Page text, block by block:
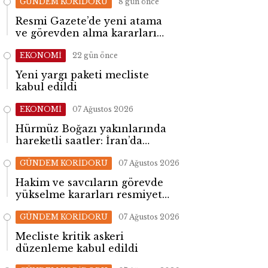
Resmi Gazete’de yeni atama
ve görevden alma kararları
EKONOMİ 22 gün önce
Yeni yargı paketi mecliste
kabul edildi
EKONOMİ 07 Ağustos 2026
Hürmüz Boğazı yakınlarında
hareketli saatler: İran’da
GÜNDEM KORİDORU 07 Ağustos 2026
Hakim ve savcıların görevde
yükselme kararları resmiyet
GÜNDEM KORİDORU 07 Ağustos 2026
Mecliste kritik askeri
düzenleme kabul edildi